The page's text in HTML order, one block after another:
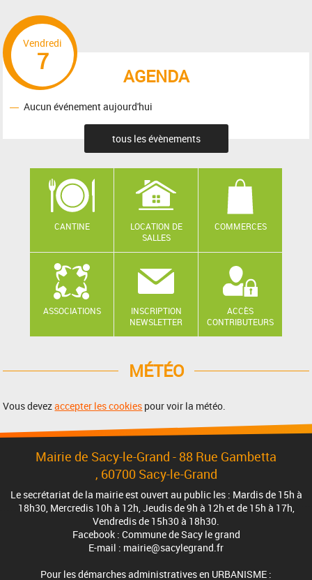
AGENDA
Vendredi
7
Aucun événement aujourd'hui
tous les évènements
CANTINE
LOCATION DE
SALLES
COMMERCES
ASSOCIATIONS
INSCRIPTION
NEWSLETTER
ACCÈS
CONTRIBUTEURS
MÉTÉO
Vous devezaccepter les cookies pour voir la météo.
Mairie de Sacy-le-Grand - 88 Rue Gambetta
, 60700 Sacy-le-Grand
Le secrétariat de la mairie est ouvert au public les : Mardis de 15h à
18h30, Mercredis 10h à 12h, Jeudis de 9h à 12h et de 15h à 17h,
Vendredis de 15h30 à 18h30.
Facebook : Commune de Sacy le grand
E-mail : mairie@sacylegrand.fr
Pour les démarches administratives en URBANISME :